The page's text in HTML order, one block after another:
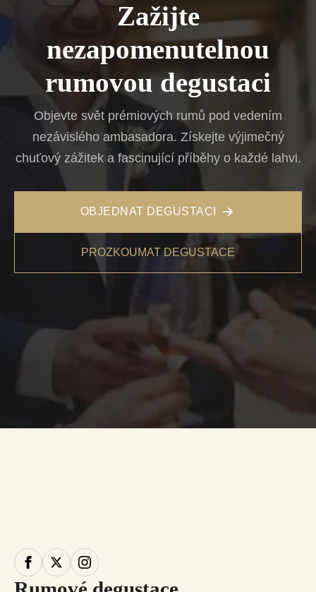
Zažijte
nezapomenutelnou
rumovou degustaci
Objevte svět prémiových rumů pod vedením
nezávislého ambasadora. Získejte výjimečný
chuťový zážitek a fascinující příběhy o každé lahvi.
OBJEDNAT DEGUSTACI
PROZKOUMAT DEGUSTACE